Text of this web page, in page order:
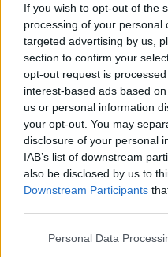
If you wish to opt-out of the
processing of your personal
targeted advertising by us,
section to confirm your
opt-out request is
interest-based ads based
us or personal information
your opt-out. You may
disclosure of your personal
IAB’s list of downstream
also be disclosed by us to
Downstream Participants
Please note that this
Personal Data